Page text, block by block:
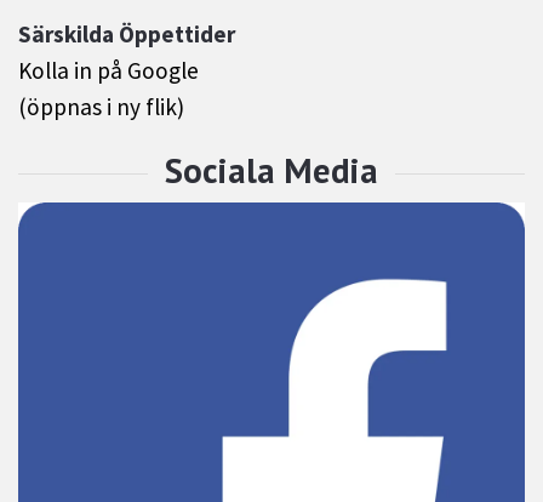
Särskilda Öppettider
Kolla in på Google
(öppnas i ny flik)